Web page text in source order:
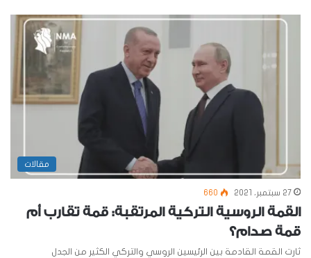
مقالات
27 سبتمبر، 2021 660
القمة الروسية التركية المرتقبة: قمة تقارب أم
قمة صدام؟
ثارت القمة القادمة بين الرئيسين الروسي والتركي الكثير من الجدل